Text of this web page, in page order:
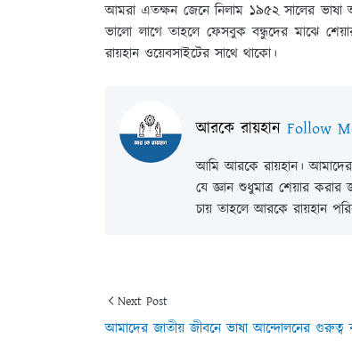
আমরা এতক্ষন জেনে নিলাম ১৯৫২ সালের
ভালো লাগে তাহলে ফেসবুক বন্ধুদের মাঝে
রায়হান ওয়েবসাইটের সাথে থাকো।
আরকে রায়হান Follow
আমি আরকে রায়হান। আমাদের
যে জ্ঞান শুধুমাত্র শেয়ার
চায় তাহলে আরকে রায়হান
Next Post
আমাদের জাতীয় জীবনে ভাষা আন্দোলনের গুরুত্ব